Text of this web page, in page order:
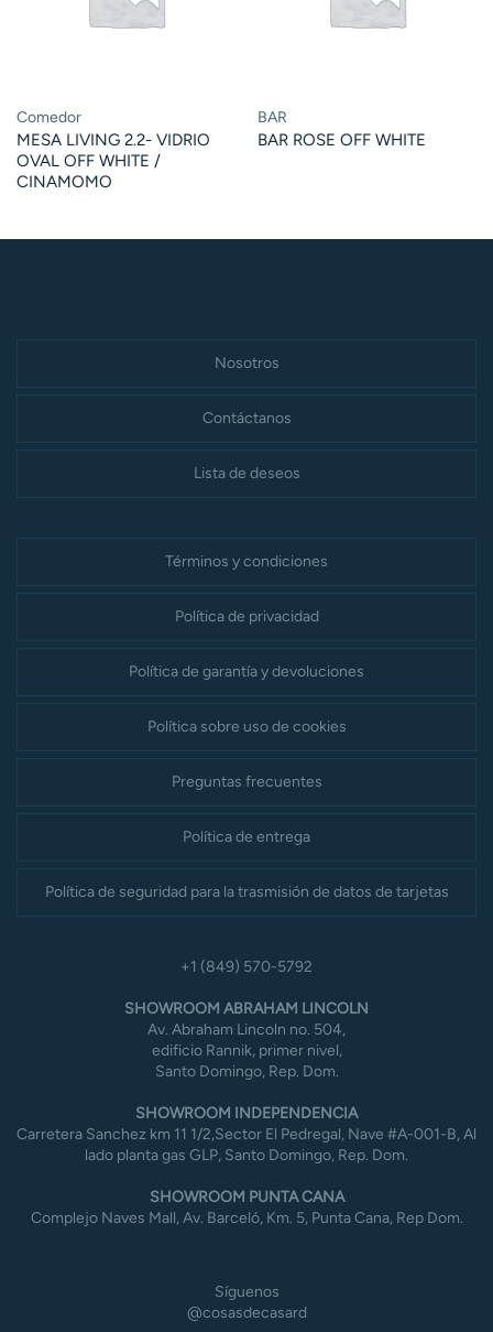
Comedor
MESA LIVING 2.2- VIDRIO
OVAL OFF WHITE /
CINAMOMO
BAR
BAR ROSE OFF WHITE
Nosotros
Contáctanos
Lista de deseos
Términos y condiciones
Política de privacidad
Política de garantía y devoluciones
Política sobre uso de cookies
Preguntas frecuentes
Política de entrega
Política de seguridad para la trasmisión de datos de tarjetas
+1 (849) 570-5792
SHOWROOM ABRAHAM LINCOLN
Av. Abraham Lincoln no. 504,
edificio Rannik, primer nivel,
Santo Domingo, Rep. Dom.
SHOWROOM INDEPENDENCIA
Carretera Sanchez km 11 1/2,Sector El Pedregal, Nave #A-001-B, Al
lado planta gas GLP, Santo Domingo, Rep. Dom.
SHOWROOM PUNTA CANA
Complejo Naves Mall, Av. Barceló, Km. 5, Punta Cana, Rep Dom.
Síguenos
@cosasdecasard